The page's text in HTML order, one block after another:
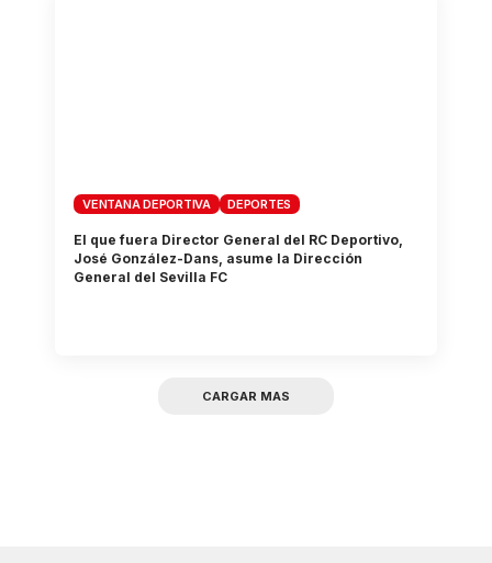
VENTANA DEPORTIVA DEPORTES
El que fuera Director General del RC Deportivo,
José González-Dans, asume la Dirección
General del Sevilla FC
CARGAR MAS